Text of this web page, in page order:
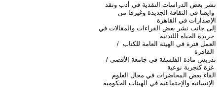
نشر بعض الدراسات النقدية في أدب ونقد
وايضا في الثقافة الجديدة وغيرها من
الإصدارات في القاهرة
إلى جانب نشر بعض القراءات والمقالات في
جريدة الحياة اللندنية
العمل فترة في الهيئة العامة للكتاب /
القاهرة
تدريس مادة الفلسفة في جامعة الأقصى /
غزة كتجربة نوعية
القاء بعض المحاضرات في مجال العلوم
الإنسانية والإجتماعية في الهيئات الحكومية